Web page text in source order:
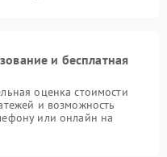
и бесплатная
оценка стоимости
и возможность
или онлайн на